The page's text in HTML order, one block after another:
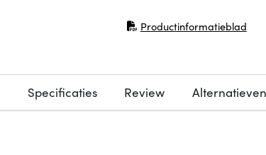
Productinformatieblad
(opent in nieuw venster)
Specificaties Review Alternatieven